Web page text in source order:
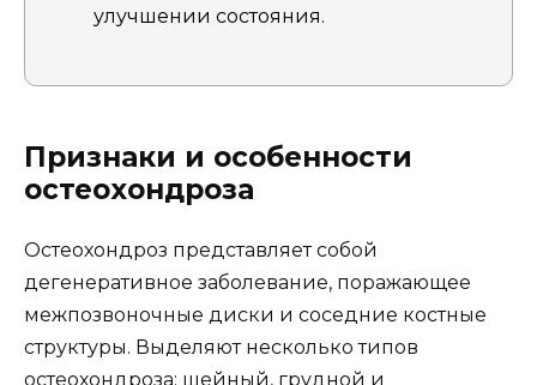
улучшении состояния.
Признаки и особенности
остеохондроза
Остеохондроз представляет собой
дегенеративное заболевание, поражающее
межпозвоночные диски и соседние костные
структуры. Выделяют несколько типов
остеохондроза: шейный, грудной и